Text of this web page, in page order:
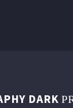
DARK